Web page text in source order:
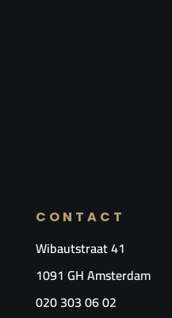
CONTACT
Wibautstraat 41
1091 GH Amsterdam
020 303 06 02